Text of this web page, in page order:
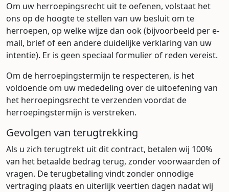
Om uw herroepingsrecht uit te oefenen, volstaat het
ons op de hoogte te stellen van uw besluit om te
herroepen, op welke wijze dan ook (bijvoorbeeld per e-
mail, brief of een andere duidelijke verklaring van uw
intentie). Er is geen speciaal formulier of reden vereist.
Om de herroepingstermijn te respecteren, is het
voldoende om uw mededeling over de uitoefening van
het herroepingsrecht te verzenden voordat de
herroepingstermijn is verstreken.
Gevolgen van terugtrekking
Als u zich terugtrekt uit dit contract, betalen wij 100%
van het betaalde bedrag terug, zonder voorwaarden of
vragen. De terugbetaling vindt zonder onnodige
vertraging plaats en uiterlijk veertien dagen nadat wij